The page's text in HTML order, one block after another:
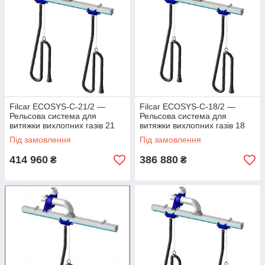
Filcar ECOSYS-C-21/2 —
Рельсова система для
витяжки вихлопних газів 21
метр
Під замовлення
414 960 ₴
Filcar ECOSYS-C-18/2 —
Рельсова система для
витяжки вихлопних газів 18
метрів
Під замовлення
386 880 ₴